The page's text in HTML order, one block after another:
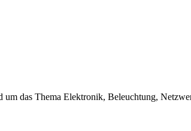
um das Thema Elektronik, Beleuchtung,